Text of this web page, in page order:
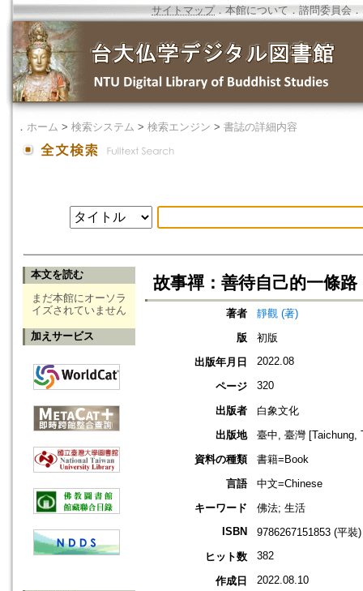
サイトマップ．本館について ． 諮問委員会 ．
． ホーム > 検索システム > 検索エンジン > 書誌の詳細内容
本文を読む
まだ本館にオーソラ
イズされていません
加えサービス
故事禪：善待自己的一條路
著者
靜觀 (著)
版
初版
出版年月日
2022.08
ページ 320
出版者
白象文化
出版地
臺中, 臺灣 [Taichung,
資料の種類
書籍=Book
言語
中文=Chinese
キーワード
佛法; 生活
ISBN
9786267151853 (平裝)
ヒット数
382
作成日 2022.08.10